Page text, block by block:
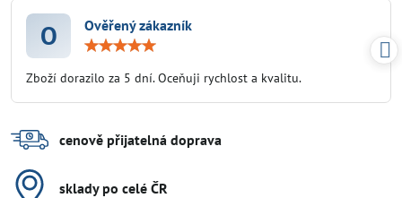
O Ověřený zákazník
5
Zboží dorazilo za 5 dní. Oceňuji rychlost a kvalitu.
cenově přijatelná doprava
sklady po celé ČR